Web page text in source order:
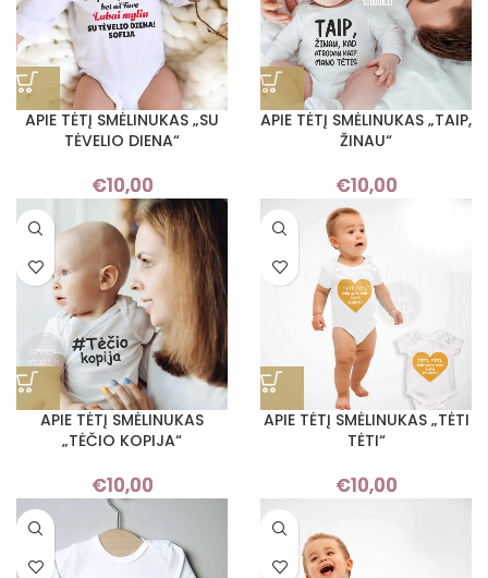
APIE TĖTĮ SMĖLINUKAS „SU
TĖVELIO DIENA“
€10,00
APIE TĖTĮ SMĖLINUKAS „TAIP,
ŽINAU“
€10,00
APIE TĖTĮ SMĖLINUKAS
„TĖČIO KOPIJA“
€10,00
APIE TĖTĮ SMĖLINUKAS „TĖTI
TĖTI“
€10,00